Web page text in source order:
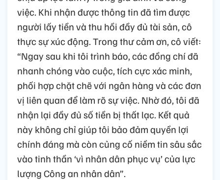
việc. Khi nhận được thông tin đã tìm được
người lấy tiền và thu hồi đầy đủ tài sản, cô
thực sự xúc động. Trong thư cảm ơn, cô viết:
“Ngay sau khi tôi trình báo, các đồng chí đã
nhanh chóng vào cuộc, tích cực xác minh,
phối hợp chặt chẽ với ngân hàng và các đơn
vị liên quan để làm rõ sự việc. Nhờ đó, tôi đã
nhận lại đầy đủ số tiền bị thất lạc. Kết quả
này không chỉ giúp tôi bảo đảm quyền lợi
chính đáng mà còn củng cố niềm tin sâu sắc
vào tinh thần ‘vì nhân dân phục vụ’ của lực
lượng Công an nhân dân”.